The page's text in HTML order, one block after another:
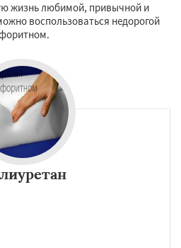
жизнь любимой, привычной и
воспользоваться недорогой